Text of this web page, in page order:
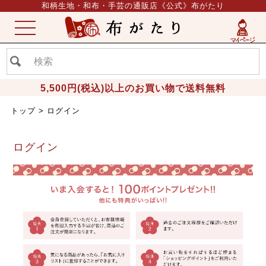
和柄生地・和布・手芸の通販店《公式》布がたり
5,500円(税込)以上のお買い物で送料無料
ME
NU
トップ ログイン
ログイン